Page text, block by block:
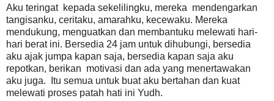
Aku teringat kepada sekelilingku, mereka mendengarkan
tangisanku, ceritaku, amarahku, kecewaku. Mereka
mendukung, menguatkan dan membantuku melewati hari-
hari berat ini. Bersedia 24 jam untuk dihubungi, bersedia
aku ajak jumpa kapan saja, bersedia kapan saja aku
repotkan, berikan motivasi dan ada yang menertawakan
aku juga. Itu semua untuk buat aku bertahan dan kuat
melewati proses patah hati ini Yudh.